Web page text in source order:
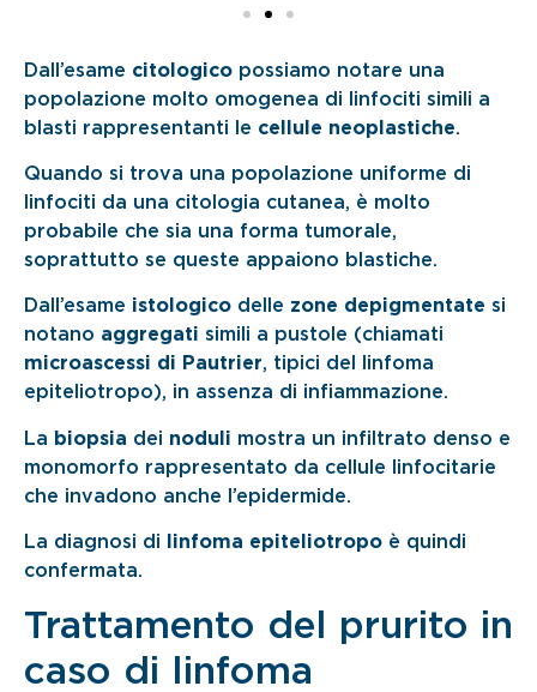
Dall’esame citologico possiamo notare una
popolazione molto omogenea di linfociti simili a
blasti rappresentanti le cellule neoplastiche.
Quando si trova una popolazione uniforme di
linfociti da una citologia cutanea, è molto
probabile che sia una forma tumorale,
soprattutto se queste appaiono blastiche.
Dall’esame istologico delle zone depigmentate si
notano aggregati simili a pustole (chiamati
microascessi di Pautrier, tipici del linfoma
epiteliotropo), in assenza di infiammazione.
La biopsia dei noduli mostra un infiltrato denso e
monomorfo rappresentato da cellule linfocitarie
che invadono anche l’epidermide.
La diagnosi di linfoma epiteliotropo è quindi
confermata.
Trattamento del prurito in
caso di linfoma